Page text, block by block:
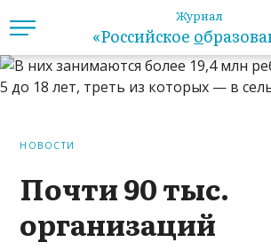
Журнал
«Российское о
НОВОСТИ
Почти 90 тыс.
организаций